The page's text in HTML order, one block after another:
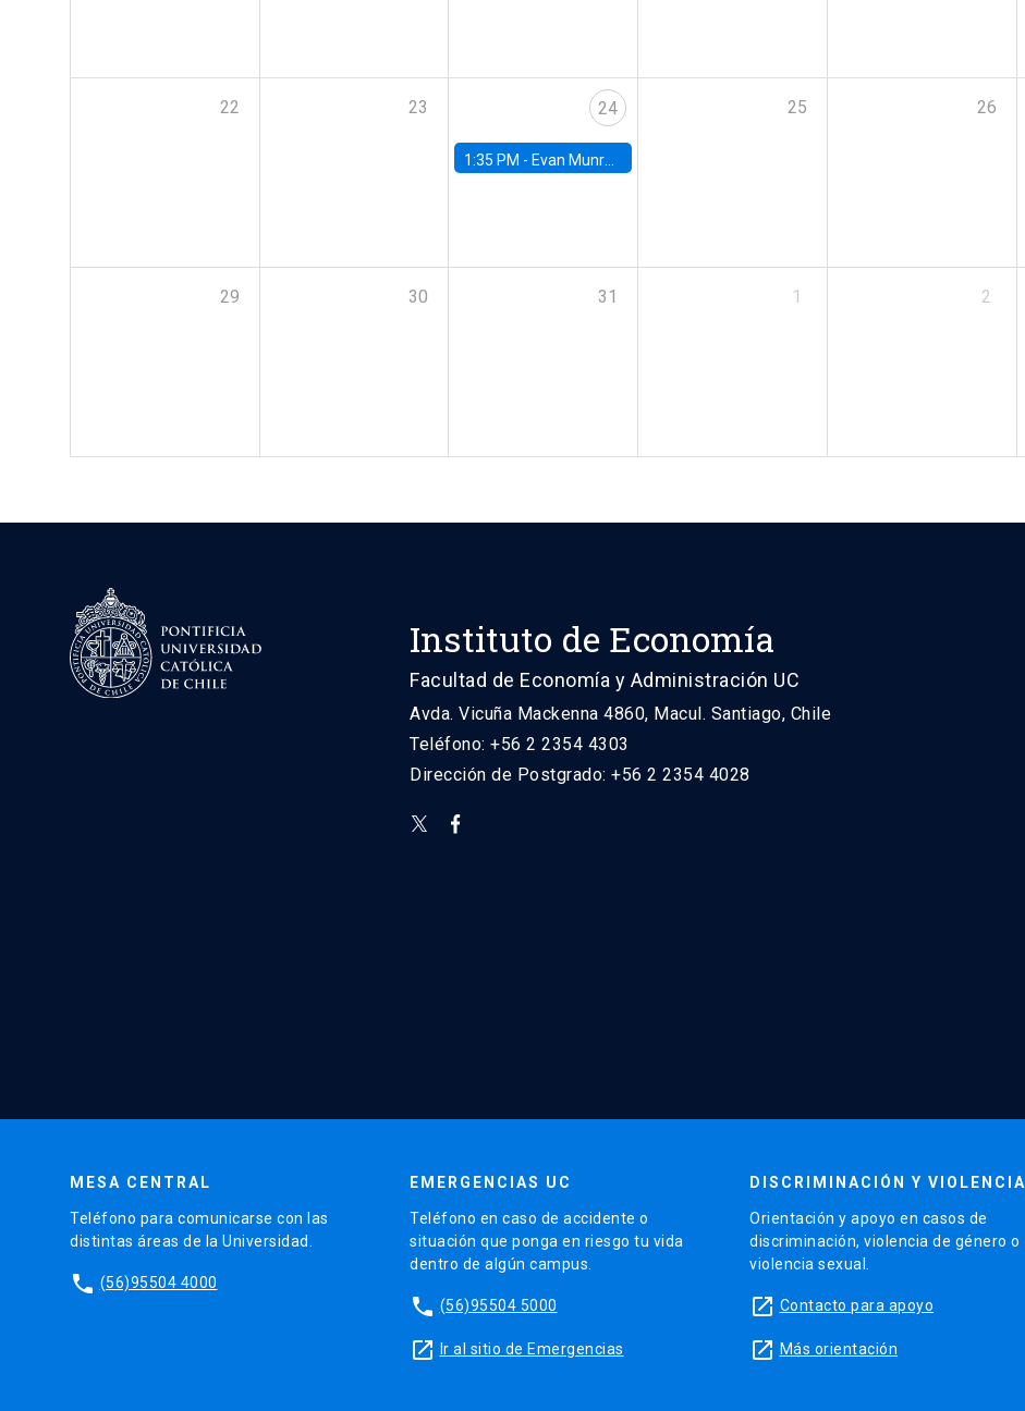
22 23 24
1:35 PM - Evan Munro, Neyman Visiting Assistant Professor in the Department of Statistics at UC Berkeley
25 26
29 30 31 1 2
Instituto de Economía
Facultad de Economía y Administración UC
Avda. Vicuña Mackenna 4860, Macul. Santiago, Chile
Teléfono: +56 2 2354 4303
Dirección de Postgrado: +56 2 2354 4028
MESA CENTRAL
Teléfono para comunicarse con las
distintas áreas de la Universidad.
phone (56)95504 4000
EMERGENCIAS UC
Teléfono en caso de accidente o
situación que ponga en riesgo tu vida
dentro de algún campus.
phone (56)95504 5000
launch Ir al sitio de Emergencias
DISCRIMINACIÓN Y VIOLENCIA
Orientación y apoyo en casos de
discriminación, violencia de género o
violencia sexual.
launch Contacto para apoyo
launch Más orientación